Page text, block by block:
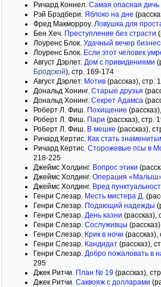
Ричард Коннел. Самая опасная дичь
Рэй Брэдбери. Яблоко на дне
Фред Макморроу. Ловушка для
Бен Хеч. Преступление без страсти
Лоуренс Блок. Удачный вечер
Лоуренс Блок. Если этот человек
Август Дэрлет. Дом с привидениями
Бродской), стр. 169-174
Август Дэрлет. Мотив (рассказ), стр.
Дональд Хонинг. Старые друзья
Дональд Хонинг. Секрет Адамса
Роберт Л. Фиш. Похищение
Роберт Л. Фиш. Пари (рассказ), стр.
Роберт Л. Фиш. В мешке (рассказ),
Ричард Кертис. Как стать
Ричард Кертис. Сторожевые псы в
218-225
Джеймс Холдинг. Вопрос этики
Джеймс Холдинг. Операция
Джеймс Холдинг. Вред
Генри Слезар. Месть мистера Д.
Генри Слезар. Подающий надежды
Генри Слезар. День казни (рассказ),
Генри Слезар. Сослуживцы
Генри Слезар. Крик в ночи (рассказ),
Генри Слезар. Кандидат (рассказ),
Генри Слезар. Добро пожаловать в
295
Джек Ритчи. План № 19 (рассказ),
Джек Ритчи. Саквояж с долларами